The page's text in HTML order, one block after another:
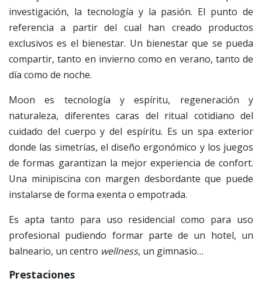
investigación, la tecnología y la pasión. El punto de
referencia a partir del cual han creado productos
exclusivos es el bienestar. Un bienestar que se pueda
compartir, tanto en invierno como en verano, tanto de
día como de noche.
Moon es tecnología y espíritu, regeneración y
naturaleza, diferentes caras del ritual cotidiano del
cuidado del cuerpo y del espíritu. Es un spa exterior
donde las simetrías, el diseño ergonómico y los juegos
de formas garantizan la mejor experiencia de confort.
Una minipiscina con margen desbordante que puede
instalarse de forma exenta o empotrada.
Es apta tanto para uso residencial como para uso
profesional pudiendo formar parte de un hotel, un
balneario, un centro wellness, un gimnasio…
Prestaciones